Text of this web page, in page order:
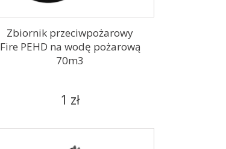
Zbiornik przeciwpożarowy
Fire PEHD na wodę pożarową
70m3
1 zł